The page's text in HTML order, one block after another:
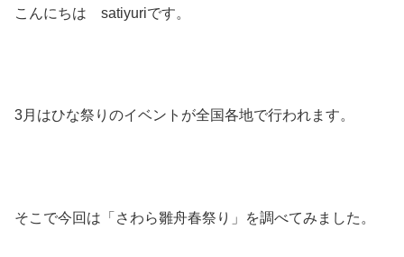
こんにちは satiyuriです。
3月はひな祭りのイベントが全国各地で行われます。
そこで今回は「さわら雛舟春祭り」を調べてみました。